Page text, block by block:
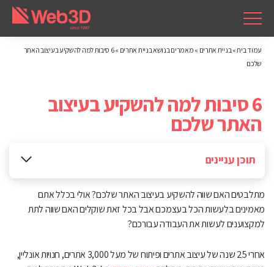
עמוד בית»בניית אתרים » מאמרים בנושא בניית אתרים » 6 סיבות למה להשקיע בעיצוב האתר
שלכם
6 סיבות למה להשקיע בעיצוב
האתר שלכם
תוכן עניינים
2.השפעה על הקידום האורגני של האתר
3. השפעה על הדרך שבה יתפסו את השירות שלכם
4. מחזק את בניית האמון
מתלבטים האם שווה להשקיע בעיצוב האתר שלכם? אולי בכלל אתם
מאמינים בלעשות הכל בעצמכם אבל בכל זאת שוקלים האם שווה לתת
למקצוענים לעשות את העבודה עבורכם?
אחרי 25 שנה של עיצוב אתרים ופיתוח של מעל 3,000 אתרים, חנויות אונליין,